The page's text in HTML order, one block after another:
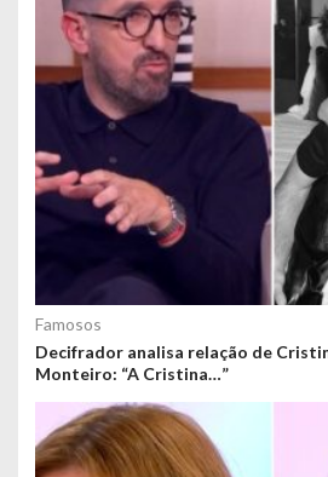
Famosos
Decifrador analisa relação de
Monteiro: “A Cristina…”